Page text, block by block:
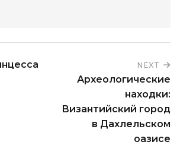
NEXT
Археологические
находки:
Византийский город
в Дахлельском
оазисе